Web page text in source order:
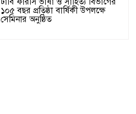
১০৫ বছর প্রতিষ্ঠা বার্ষিকী উপলক্ষে
সেমিনার অনুষ্ঠিত